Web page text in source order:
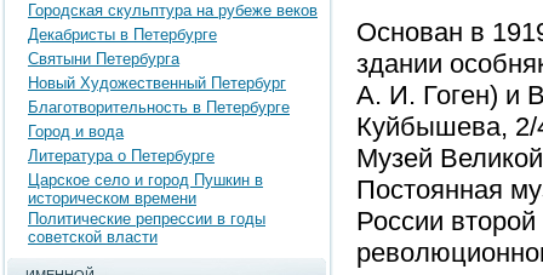
Городская скульптура на рубеже веков
Декабристы в Петербурге
Святыни Петербурга
Новый Художественный Петербург
Благотворительность в Петербурге
Город и вода
Литература о Петербурге
Царское село и город Пушкин в
историческом времени
Политические репрессии в годы
советской власти
Основан в
здании
А. И. Гоген) и
Куйбышева, 2/
Музей
Постоянная
России